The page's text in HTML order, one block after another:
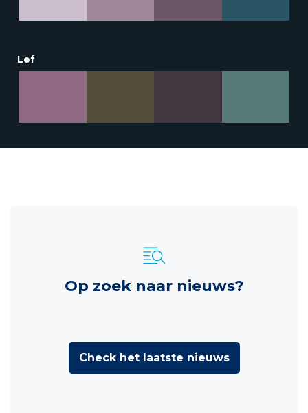
Lef
Op zoek naar nieuws?
Check het laatste nieuws